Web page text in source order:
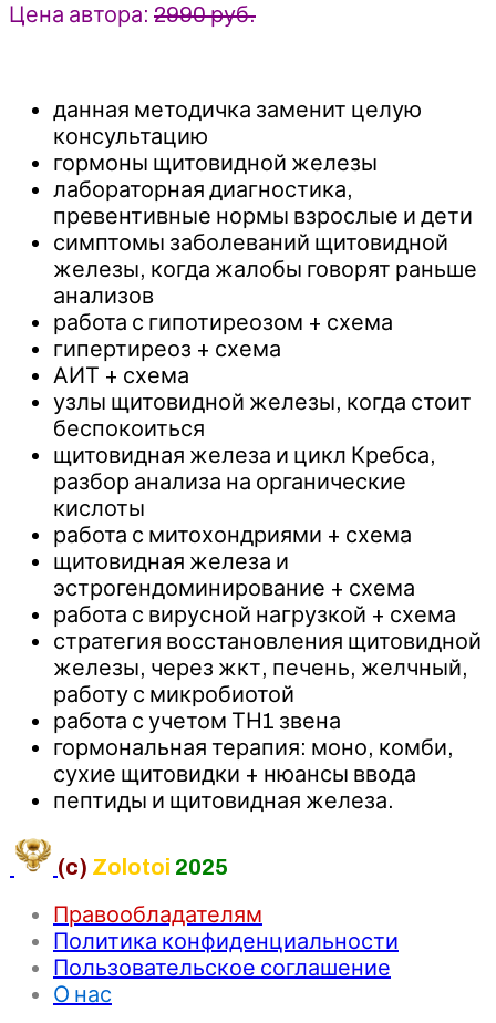
Цена автора: 2990 руб.
данная методичка заменит целую
консультацию
гормоны щитовидной железы
лабораторная диагностика,
превентивные нормы взрослые и дети
симптомы заболеваний щитовидной
железы, когда жалобы говорят раньше
анализов
работа с гипотиреозом + схема
гипертиреоз + схема
АИТ + схема
узлы щитовидной железы, когда стоит
беспокоиться
щитовидная железа и цикл Кребса,
разбор анализа на органические
кислоты
работа с митохондриями + схема
щитовидная железа и
эстрогендоминирование + схема
работа с вирусной нагрузкой + схема
стратегия восстановления щитовидной
железы, через жкт, печень, желчный,
работу с микробиотой
работа с учетом ТН1 звена
гормональная терапия: моно, комби,
сухие щитовидки + нюансы ввода
пептиды и щитовидная железа.
(c) Zolotoi 2025
Правообладателям
Политика конфиденциальности
Пользовательское соглашение
О нас